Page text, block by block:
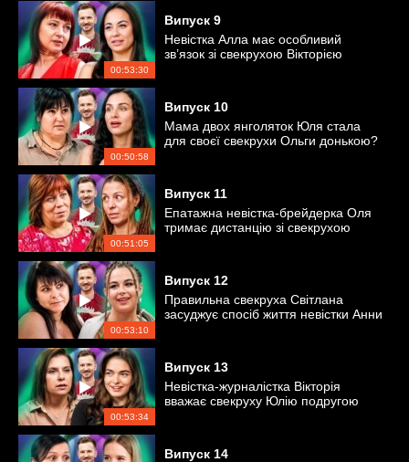
00:53:30
Випуск 9
Невістка Алла має особливий
зв’язок зі свекрухою Вікторією
00:50:58
Випуск 10
Мама двох янголяток Юля стала
для своєї свекрухи Ольги донькою?
00:51:05
Випуск 11
Епатажна невістка-брейдерка Оля
тримає дистанцію зі свекрухою
00:53:10
Випуск 12
Правильна свекруха Світлана
засуджує спосіб життя невістки Анни
00:53:34
Випуск 13
Невістка-журналістка Вікторія
вважає свекруху Юлію подругою
Випуск 14